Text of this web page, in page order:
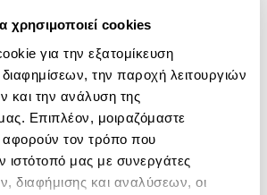
χρησιμοποιεί cookies
για την εξατομίκευση
την παροχή λειτουργιών
και την ανάλυση της
Επιπλέον, μοιραζόμαστε
τον τρόπο που
ιστότοπό μας με συνεργάτες
διαφήμισης και αναλύσεων, οι